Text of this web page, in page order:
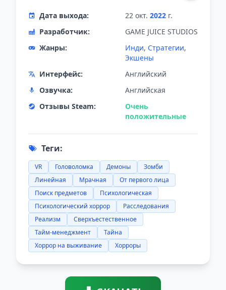
Дата выхода: 22 окт. 2022 г.
Разработчик:
GAME JUICE STUDIOS
Жанры:
Инди, Стратегии,
Экшены
Интерфейс:
Английский
Озвучка:
Английская
Отзывы Steam:
Очень
положительные
Теги:
VR Головоломка Демоны
Зомби
Линейная
Мрачная
От первого лица
Поиск предметов
Психологическая
Психологический хоррор
Расследования
Реализм
Сверхъестественное
Тайм-менеджмент
Тайна
Хоррор на выживание
Хорроры